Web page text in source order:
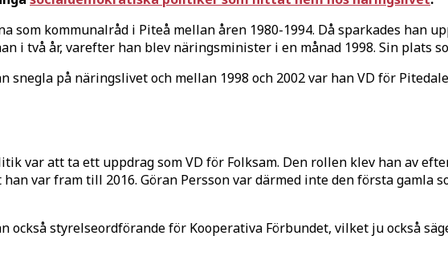
som kommunalråd i Piteå mellan åren 1980-1994. Då sparkades han
i två år, varefter han blev näringsminister i en månad 1998. Sin plats
snegla på näringslivet och mellan 1998 och 2002 var han VD för
var att ta ett uppdrag som VD för Folksam. Den rollen klev han av
var fram till 2016. Göran Persson var därmed inte den första gamla
också styrelseordförande för Kooperativa Förbundet, vilket ju också